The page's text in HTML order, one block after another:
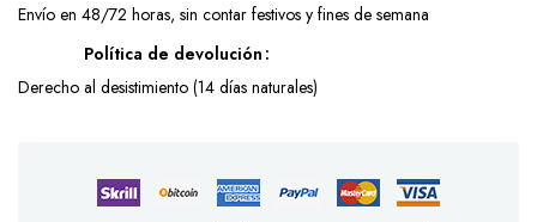
Envío en 48/72 horas, sin contar festivos y fines de semana
Política de devolución
Derecho al desistimiento (14 días naturales)